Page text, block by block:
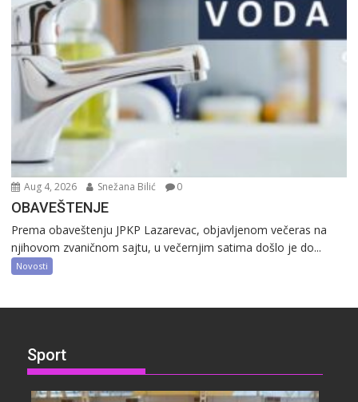
Aug 4, 2026 Snežana Bilić 0
OBAVEŠTENJE
Prema obaveštenju JPKP Lazarevac, objavljenom večeras na
njihovom zvaničnom sajtu, u večernjim satima došlo je do...
Novosti
Sport